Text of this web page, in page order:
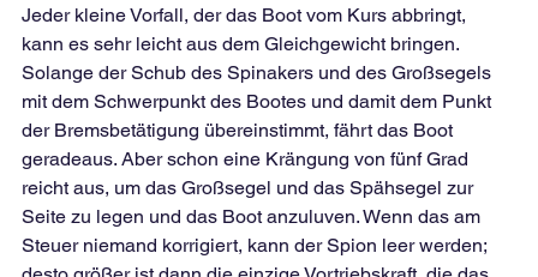
Jeder kleine Vorfall, der das Boot vom Kurs abbringt,
kann es sehr leicht aus dem Gleichgewicht bringen.
Solange der Schub des Spinakers und des Großsegels
mit dem Schwerpunkt des Bootes und damit dem Punkt
der Bremsbetätigung übereinstimmt, fährt das Boot
geradeaus. Aber schon eine Krängung von fünf Grad
reicht aus, um das Großsegel und das Spähsegel zur
Seite zu legen und das Boot anzuluven. Wenn das am
Steuer niemand korrigiert, kann der Spion leer werden;